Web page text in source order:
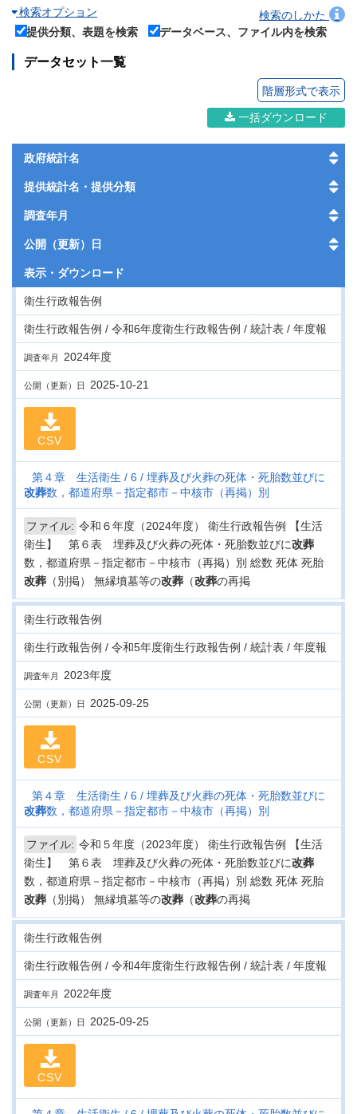
検索オプション
検索のしかた
提供分類、表題を検索
データベース、ファイル内を検索
データセット一覧
階層形式で表示
一括ダウンロード
政府統計名
提供統計名・提供分類
調査年月
公開（更新）日
表示・ ダウンロード
衛生行政報告例
衛生行政報告例 / 令和6年度衛生行政報告例 / 統計表 / 年度報
調査年月 2024年度
公開（更新）日 2025-10-21
CSV
第４章 生活衛生 6
埋葬及び火葬の死体・死胎数並びに
改葬数，都道府県－指定都市－中核市（再掲）別
ファイル: 令和６年度（2024年度） 衛生行政報告例 【生活
衛生】 第６表 埋葬及び火葬の死体・死胎数並びに改葬
数，都道府県－指定都市－中核市（再掲）別 総数 死体 死胎
改葬 （別掲） 無縁墳墓等の改葬 （改葬の再掲
衛生行政報告例
衛生行政報告例 / 令和5年度衛生行政報告例 / 統計表 / 年度報
調査年月 2023年度
公開（更新）日 2025-09-25
CSV
第４章 生活衛生 6
埋葬及び火葬の死体・死胎数並びに
改葬数，都道府県－指定都市－中核市（再掲）別
ファイル: 令和５年度（2023年度） 衛生行政報告例 【生活
衛生】 第６表 埋葬及び火葬の死体・死胎数並びに改葬
数，都道府県－指定都市－中核市（再掲）別 総数 死体 死胎
改葬 （別掲） 無縁墳墓等の改葬 （改葬の再掲
衛生行政報告例
衛生行政報告例 / 令和4年度衛生行政報告例 / 統計表 / 年度報
調査年月 2022年度
公開（更新）日 2025-09-25
CSV